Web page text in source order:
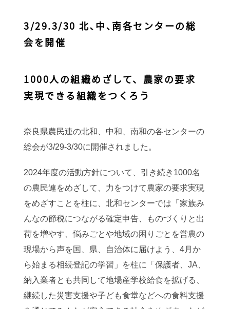
3/29.3/30 北､中､南各センターの総
会を開催
1000人の組織めざして、農家の要求
実現できる組織をつくろう
奈良県農民連の北和、中和、南和の各センターの
総会が3/29-3/30に開催されました。
2024年度の活動方針について、引き続き1000名
の農民連をめざして、力をつけて農家の要求実現
をめざすことを柱に、北和センターでは「家族み
んなの節税につながる確定申告、ものづくりと出
荷を増やす、悩みごとや地域の困りごとを営農の
現場から声を国、県、自治体に届けよう、4月か
ら始まる相続登記の学習」を柱に「保護者、JA、
納入業者とも共同して地場産学校給食を拡げる、
継続した災害支援や子ども食堂などへの食料支援